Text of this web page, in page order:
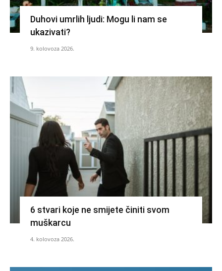
Duhovi umrlih ljudi: Mogu li nam se
ukazivati?
9. kolovoza 2026.
6 stvari koje ne smijete činiti svom
muškarcu
4. kolovoza 2026.